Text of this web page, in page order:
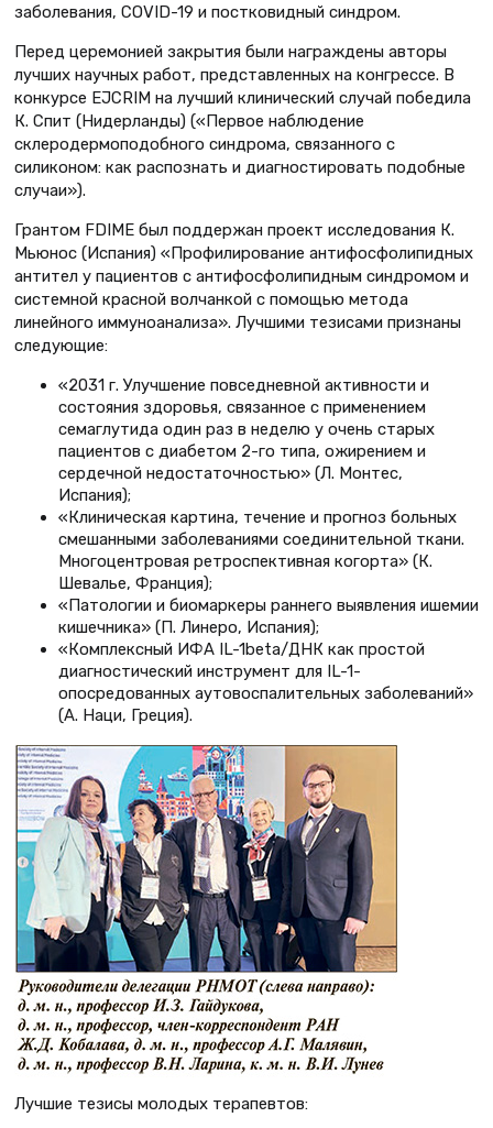
заболевания, COVID-19 и постковидный синдром.
Перед церемонией закрытия были награждены авторы
лучших научных работ, представленных на конгрессе. В
конкурсе EJCRIM на лучший клинический случай победила
К. Спит (Нидерланды) («Первое наблюдение
склеродермоподобного синдрома, связанного с
силиконом: как распознать и диагностировать подобные
случаи»).
Грантом FDIME был поддержан проект исследования К.
Мьюнос (Испания) «Профилирование антифосфолипидных
антител у пациентов с антифосфолипидным синдромом и
системной красной волчанкой с помощью метода
линейного иммуноанализа». Лучшими тезисами признаны
следующие:
«2031 г. Улучшение повседневной активности и
состояния здоровья, связанное с применением
семаглутида один раз в неделю у очень старых
пациентов с диабетом 2-го типа, ожирением и
сердечной недостаточностью» (Л. Монтес,
Испания);
«Клиническая картина, течение и прогноз больных
смешанными заболеваниями соединительной ткани.
Многоцентровая ретроспективная когорта» (К.
Шевалье, Франция);
«Патологии и биомаркеры раннего выявления ишемии
кишечника» (П. Линеро, Испания);
«Комплексный ИФА IL-1beta/ДНК как простой
диагностический инструмент для IL-1-
опосредованных аутовоспалительных заболеваний»
(А. Наци, Греция).
Лучшие тезисы молодых терапевтов: